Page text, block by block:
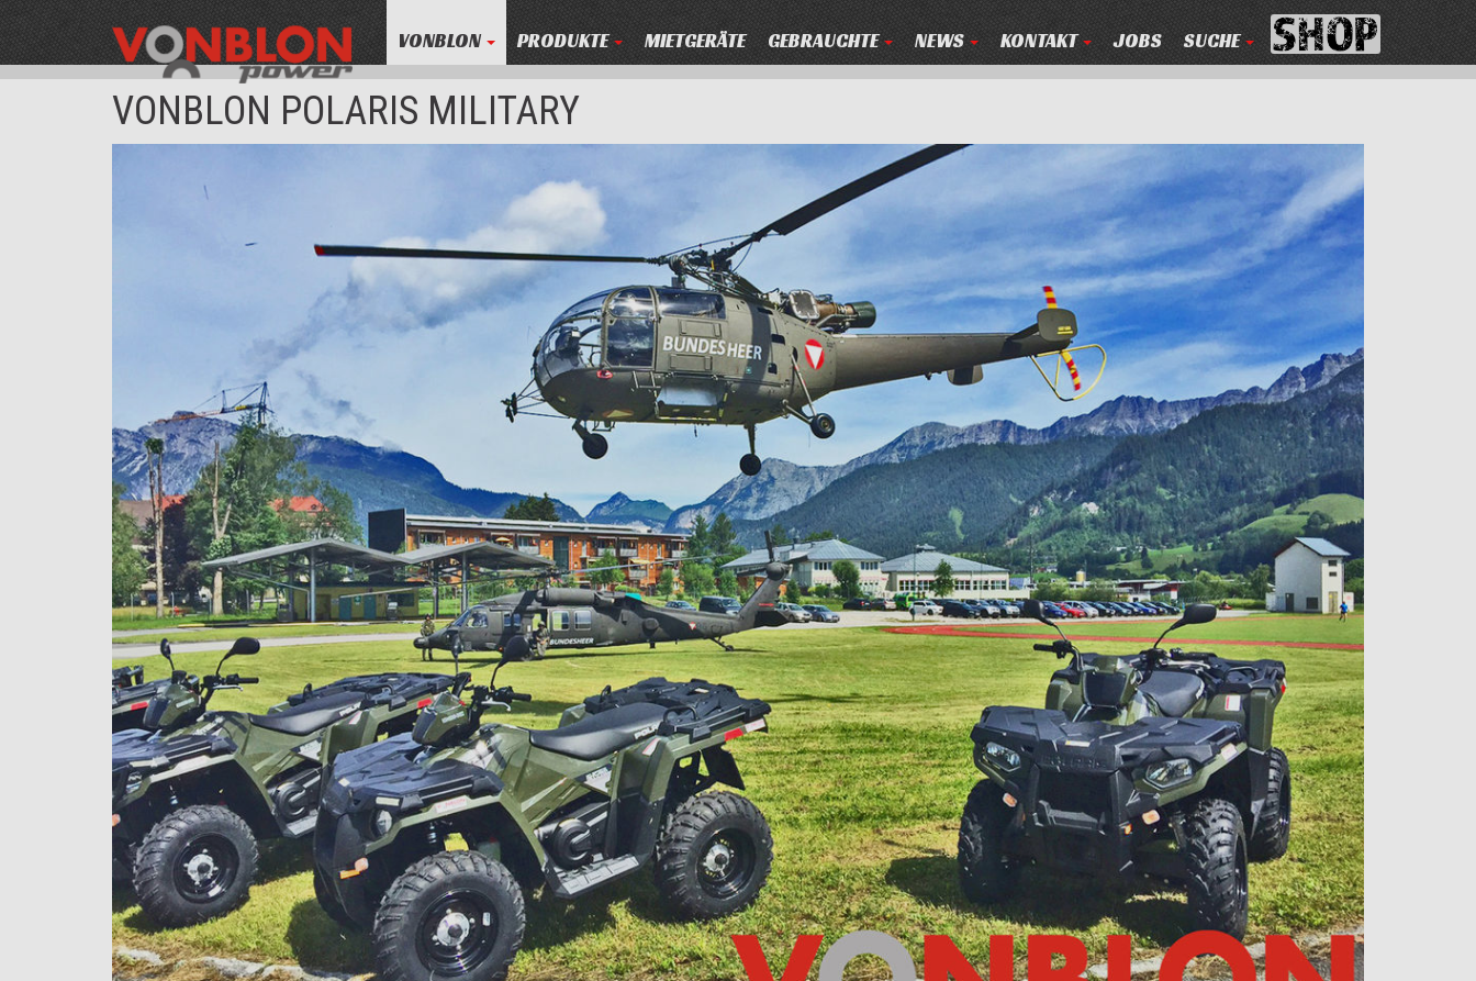
VONBLON PRODUKTE MIETGERÄTE GEBRAUCHTE NEWS KONTAKT JOBS SUCHE
VONBLON POLARIS MILITARY